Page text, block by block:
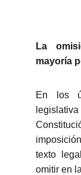
La
mayoría
En los
texto
omitir en